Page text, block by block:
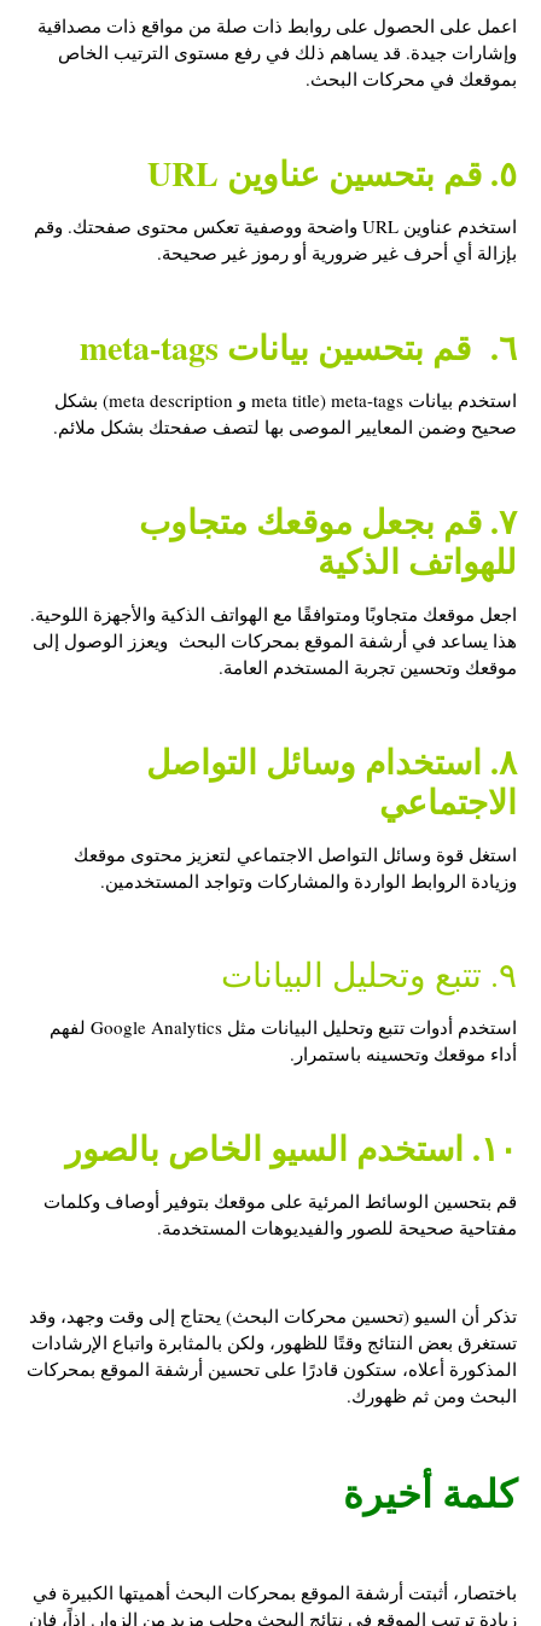
اعمل على الحصول على روابط ذات صلة من مواقع ذات مصداقية
وإشارات جيدة. قد يساهم ذلك في رفع مستوى الترتيب الخاص
بموقعك في محركات البحث.
٥. قم بتحسين عناوين URL
استخدم عناوين URL واضحة ووصفية تعكس محتوى صفحتك. وقم
بإزالة أي أحرف غير ضرورية أو رموز غير صحيحة.
٦. قم بتحسين بيانات meta-tags
استخدم بيانات meta-tags (meta title و meta description) بشكل
صحيح وضمن المعايير الموصى بها لتصف صفحتك بشكل ملائم.
٧. قم بجعل موقعك متجاوب
للهواتف الذكية
اجعل موقعك متجاوبًا ومتوافقًا مع الهواتف الذكية والأجهزة اللوحية.
هذا يساعد في أرشفة الموقع بمحركات البحث ويعزز الوصول إلى
موقعك وتحسين تجربة المستخدم العامة.
٨. استخدام وسائل التواصل
الاجتماعي
استغل قوة وسائل التواصل الاجتماعي لتعزيز محتوى موقعك
وزيادة الروابط الواردة والمشاركات وتواجد المستخدمين.
٩. تتبع وتحليل البيانات
استخدم أدوات تتبع وتحليل البيانات مثل Google Analytics لفهم
أداء موقعك وتحسينه باستمرار.
١٠. استخدم السيو الخاص بالصور
قم بتحسين الوسائط المرئية على موقعك بتوفير أوصاف وكلمات
مفتاحية صحيحة للصور والفيديوهات المستخدمة.
تذكر أن السيو (تحسين محركات البحث) يحتاج إلى وقت وجهد، وقد
تستغرق بعض النتائج وقتًا للظهور، ولكن بالمثابرة واتباع الإرشادات
المذكورة أعلاه، ستكون قادرًا على تحسين أرشفة الموقع بمحركات
البحث ومن ثم ظهورك.
كلمة أخيرة
باختصار، أثبتت أرشفة الموقع بمحركات البحث أهميتها الكبيرة في
زيادة ترتيب الموقع في نتائج البحث وجلب مزيد من الزوار. إذاً، فإن